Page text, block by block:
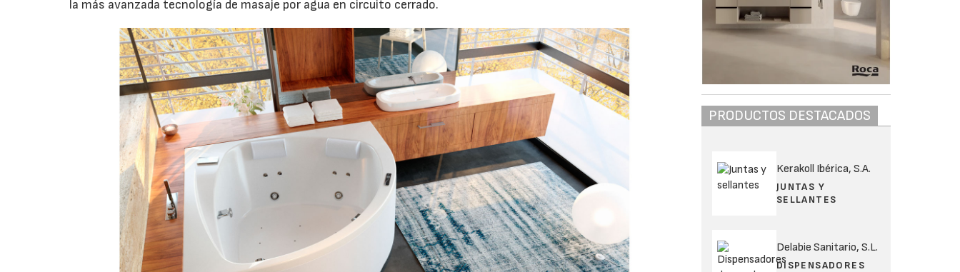
la más avanzada tecnología de masaje por agua en circuito cerrado.
PRODUCTOS DESTACADOS
Kerakoll Ibérica, S.A.
JUNTAS Y
SELLANTES
Delabie Sanitario, S.L.
DISPENSADORES